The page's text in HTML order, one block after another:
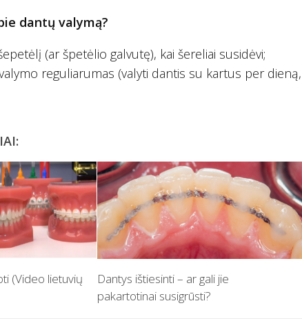
dantų valymą?
(ar špetėlio galvutę), kai šereliai susidėvi;
reguliarumas (valyti dantis su kartus per
(Video lietuvių
Dantys ištiesinti – ar gali jie
pakartotinai susigrūsti?